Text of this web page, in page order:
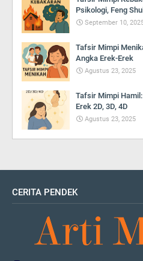
Psikologi, Feng
September 10,
Tafsir Mimpi
Angka Erek-Erek
Agustus 23, 2025
Tafsir Mimpi
Erek 2D, 3D, 4D
Agustus 23, 2025
CERITA PENDEK